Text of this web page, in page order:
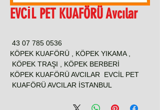
EVCİL PET KUAFÖRÜ Avcılar
0536 785 07 43
KÖPEK KUAFÖRÜ , KÖPEK YIKAMA ,
KÖPEK TRAŞI , KÖPEK BERBERİ
KÖPEK KUAFÖRÜ AVCILAR EVCİL PET
KUAFÖRÜ AVCILAR İSTANBUL